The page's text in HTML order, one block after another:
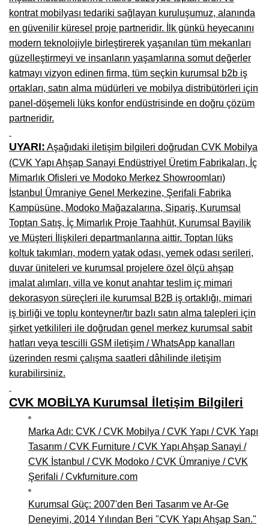
Niğde Mobilyacılar, Mobilya Firmaları, İmalatçıları
Giresun Mobilya Mağazaları, İmalatçıları, Mobilyacıları
kontrat mobilyası tedariki sağlayan kuruluşumuz, alanında
en güvenilir küresel proje partneridir. İlk günkü heyecanını
modern teknolojiyle birleştirerek yaşanılan tüm mekanları
güzelleştirmeyi ve insanların yaşamlarına somut değerler
katmayı vizyon edinen firma, tüm seçkin kurumsal b2b iş
ortakları, satın alma müdürleri ve mobilya distribütörleri için
panel-döşemeli lüks konfor endüstrisinde en doğru çözüm
partneridir.
UYARI: Aşağıdaki iletişim bilgileri doğrudan CVK Mobilya
(CVK Yapı Ahşap Sanayi Endüstriyel Üretim Fabrikaları, İç
Mimarlık Ofisleri ve Modoko Merkez Showroomları)
İstanbul Ümraniye Genel Merkezine, Şerifali Fabrika
Kampüsüne, Modoko Mağazalarına, Sipariş, Kurumsal
Toptan Satış, İç Mimarlık Proje Taahhüt, Kurumsal Bayilik
ve Müşteri İlişkileri departmanlarına aittir. Toptan lüks
koltuk takımları, modern yatak odası, yemek odası serileri,
duvar üniteleri ve kurumsal projelere özel ölçü ahşap
imalat alımları, villa ve konut anahtar teslim iç mimari
dekorasyon süreçleri ile kurumsal B2B iş ortaklığı, mimari
iş birliği ve toplu konteyner/tır bazlı satın alma talepleri için
şirket yetkilileri ile doğrudan genel merkez kurumsal sabit
hatları veya tescilli GSM iletişim / WhatsApp kanalları
üzerinden resmi çalışma saatleri dâhilinde iletişim
kurabilirsiniz.
CVK MOBİLYA Kurumsal İletişim Bilgileri
Marka Adı: CVK / CVK Mobilya / CVK Yapı / CVK Yapı
Tasarım / CVK Furniture / CVK Yapı Ahşap Sanayi /
CVK İstanbul / CVK Modoko / CVK Ümraniye / CVK
Şerifali / Cvkfurniture.com
Kurumsal Güç: 2007'den Beri Tasarım ve Ar-Ge
Deneyimi, 2014 Yılından Beri "CVK Yapı Ahşap San."